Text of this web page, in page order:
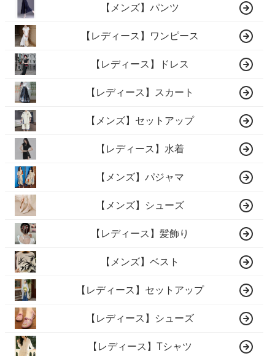
【メンズ】パンツ
【レディース】ワンピース
【レディース】ドレス
【レディース】スカート
【メンズ】セットアップ
【レディース】水着
【メンズ】パジャマ
【メンズ】シューズ
【レディース】髪飾り
【メンズ】ベスト
【レディース】セットアップ
【レディース】シューズ
【レディース】Tシャツ